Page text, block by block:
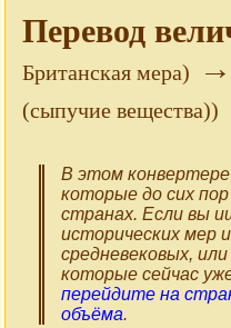
Перевод
Британская мера)
(сыпучие вещества))
В этом
которые до сих
странах. Если вы
исторических мер
средневековых,
которые сейчас
перейдите на
объёма.